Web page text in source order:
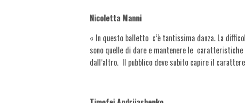
Nicoletta Manni
« In questo balletto c’è tantissima danza. La
sono quelle di dare e mantenere le
dall’altro. Il pubblico deve subito capire il